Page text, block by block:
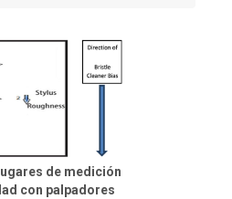
de medición
con palpadores